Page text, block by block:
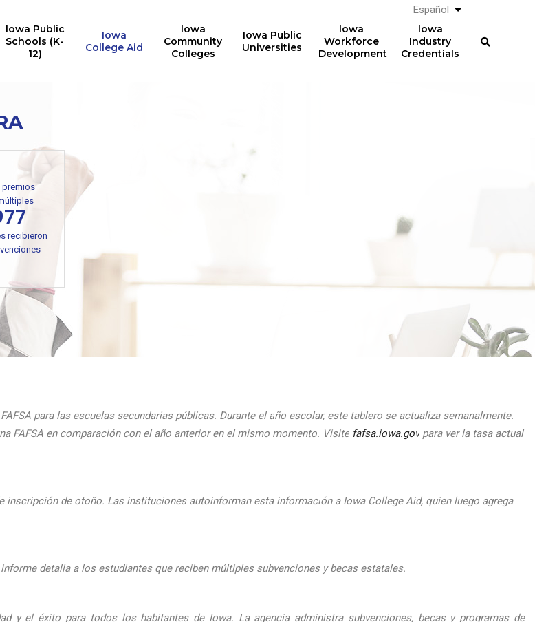
Iowa Public
Schools (K-
12)
Iowa
College Aid
Iowa
Community
Colleges
Iowa Public
Universities
Iowa
Workforce
Development
Iowa
Industry
Credentials
Español List additional
premios
recibieron
para las escuelas secundarias públicas. Durante el año escolar, este tablero se actualiza semanalmente.
FAFSA en comparación con el año anterior en el mismo momento. Visite fafsa.iowa.gov para ver la tasa actual
inscripción de otoño. Las instituciones autoinforman esta información a Iowa College Aid, quien luego agrega
detalla a los estudiantes que reciben múltiples subvenciones y becas estatales.
y el éxito para todos los habitantes de Iowa. La agencia administra subvenciones, becas y programas de